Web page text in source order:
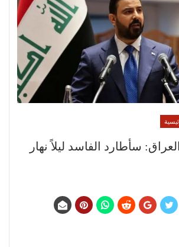
سأطارد الفاسد ليلاً نهار